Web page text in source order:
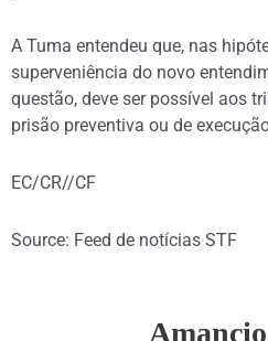
A Tuma entendeu que, nas
superveniência do novo
questão, deve ser possível aos
prisão preventiva ou de
EC/CR//CF
Source: Feed de notícias STF